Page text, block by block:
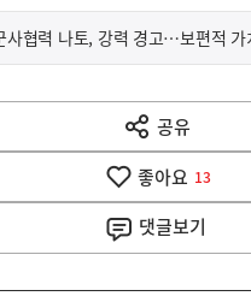
공유
열
기
좋아요 13
댓글보기